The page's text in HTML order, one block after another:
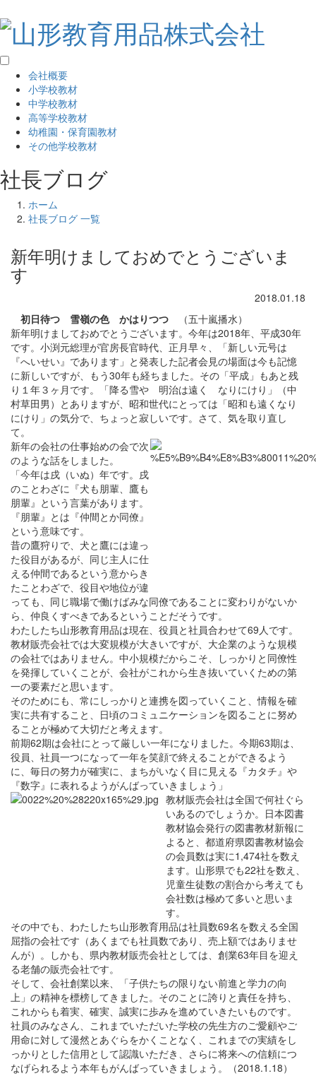
会社概要
小学校教材
中学校教材
高等学校教材
幼稚園・保育園教材
その他学校教材
社長ブログ
ホーム
社長ブログ 一覧
新年明けましておめでとうございま
す
2018.01.18
初日待つ 雪嶺の色 かはりつつ （五十嵐播水）
新年明けましておめでとうございます。今年は2018年、平成30年
です。小渕元総理が官房長官時代、正月早々、「新しい元号は
『へいせい』であります」と発表した記者会見の場面は今も記憶
に新しいですが、もう30年も経ちました。その「平成」もあと残
り１年３ヶ月です。「降る雪や 明治は遠く なりにけり」（中
村草田男）とありますが、昭和世代にとっては「昭和も遠くなり
にけり」の気分で、ちょっと寂しいです。さて、気を取り直し
て。
新年の会社の仕事始めの会で次
のような話をしました。
「今年は戌（いぬ）年です。戌
のことわざに『犬も朋輩、鷹も
朋輩』という言葉があります。
『朋輩』とは『仲間とか同僚』
という意味です。
昔の鷹狩りで、犬と鷹には違っ
た役目があるが、同じ主人に仕
える仲間であるという意からき
たことわざで、役目や地位が違
っても、同じ職場で働けばみな同僚であることに変わりがないか
ら、仲良くすべきであるということだそうです。
わたしたち山形教育用品は現在、役員と社員合わせて69人です。
教材販売会社では大変規模が大きいですが、大企業のような規模
の会社ではありません。中小規模だからこそ、しっかりと同僚性
を発揮していくことが、会社がこれから生き抜いていくための第
一の要素だと思います。
そのためにも、常にしっかりと連携を図っていくこと、情報を確
実に共有すること、日頃のコミュニケーションを図ることに努め
ることが極めて大切だと考えます。
前期62期は会社にとって厳しい一年になりました。今期63期は、
役員、社員一つになって一年を笑顔で終えることができるよう
に、毎日の努力が確実に、まちがいなく目に見える『カタチ』や
『数字』に表れるようがんばっていきましょう」
教材販売会社は全国で何社ぐら
いあるのでしょうか。日本図書
教材協会発行の図書教材新報に
よると、都道府県図書教材協会
の会員数は実に1,474社を数え
ます。山形県でも22社を数え、
児童生徒数の割合から考えても
会社数は極めて多いと思いま
す。
その中でも、わたしたち山形教育用品は社員数69名を数える全国
屈指の会社です（あくまでも社員数であり、売上額ではありませ
んが）。しかも、県内教材販売会社としては、創業63年目を迎え
る老舗の販売会社です。
そして、会社創業以来、「子供たちの限りない前進と学力の向
上」の精神を標榜してきました。そのことに誇りと責任を持ち、
これからも着実、確実、誠実に歩みを進めていきたいものです。
社員のみなさん、これまでいただいた学校の先生方のご愛顧やご
用命に対して漫然とあぐらをかくことなく、これまでの実績をし
っかりとした信用として認識いただき、さらに将来への信頼につ
なげられるよう本年もがんばっていきましょう。（2018.1.18）